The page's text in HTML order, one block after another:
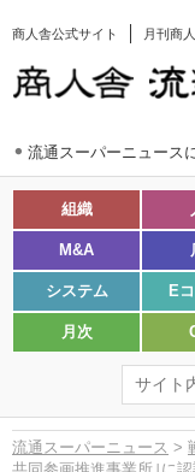
商人舎公式サイト 月刊商
流通スーパーニュース
組織
M&A
システム E
月次
流通スーパーニュース >